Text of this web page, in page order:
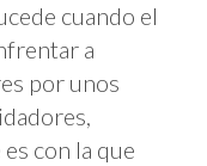
cuando el
a
por unos
con la que